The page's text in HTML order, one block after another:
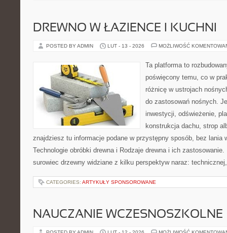
DREWNO W ŁAZIENCE I KUCHNI
POSTED BY ADMIN LUT - 13 - 2026 MOŻLIWOŚĆ
Ta platforma to
poświęcony temu, co w
różnicę w ustrojach
do zastosowań nośnych.
inwestycji, odświeżenie,
konstrukcja dachu, strop
znajdziesz tu informacje podane w przystępny sposób, bez lania
Technologie obróbki drewna i Rodzaje drewna i ich
surowiec drzewny widziane z kilku perspektyw naraz:
CATEGORIES: ARTYKUŁY SPONSOROWANE
NAUCZANIE WCZESNOSZKOLNE